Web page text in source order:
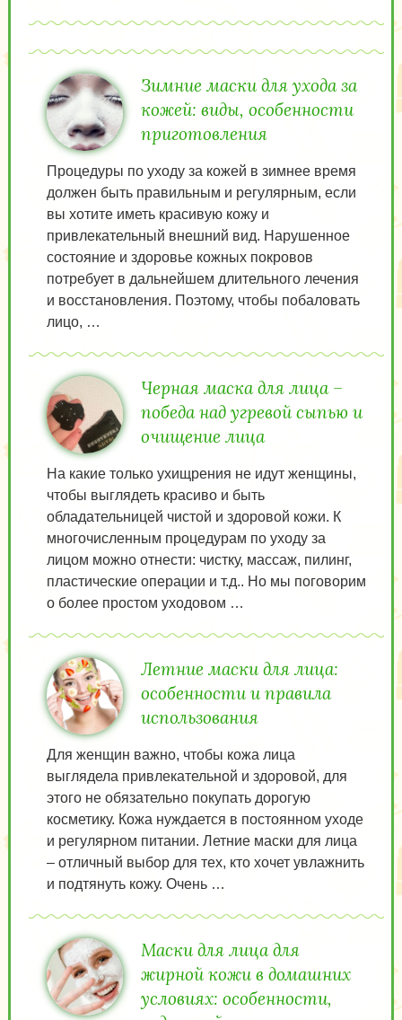
Зимние маски для ухода за
кожей: виды, особенности
приготовления
Процедуры по уходу за кожей в зимнее время
должен быть правильным и регулярным, если
вы хотите иметь красивую кожу и
привлекательный внешний вид. Нарушенное
состояние и здоровье кожных покровов
потребует в дальнейшем длительного лечения
и восстановления. Поэтому, чтобы побаловать
лицо, …
Черная маска для лица –
победа над угревой сыпью и
очищение лица
На какие только ухищрения не идут женщины,
чтобы выглядеть красиво и быть
обладательницей чистой и здоровой кожи. К
многочисленным процедурам по уходу за
лицом можно отнести: чистку, массаж, пилинг,
пластические операции и т.д.. Но мы поговорим
о более простом уходовом …
Летние маски для лица:
особенности и правила
использования
Для женщин важно, чтобы кожа лица
выглядела привлекательной и здоровой, для
этого не обязательно покупать дорогую
косметику. Кожа нуждается в постоянном уходе
и регулярном питании. Летние маски для лица
– отличный выбор для тех, кто хочет увлажнить
и подтянуть кожу. Очень …
Маски для лица для
жирной кожи в домашних
условиях: особенности,